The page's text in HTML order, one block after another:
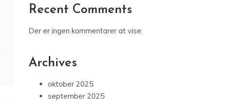
Recent Comments
Der er ingen kommentarer at vise.
Archives
oktober 2025
september 2025